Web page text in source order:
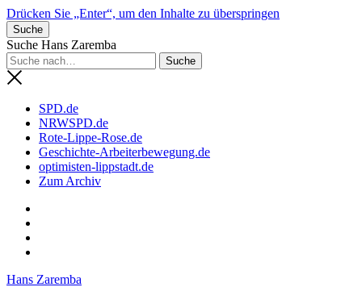
Drücken Sie „Enter“, um den Inhalte zu überspringen
Suche
Suche Hans Zaremba
SPD.de
NRWSPD.de
Rote-Lippe-Rose.de
Geschichte-Arbeiterbewegung.de
optimisten-lippstadt.de
Zum Archiv
Hans Zaremba